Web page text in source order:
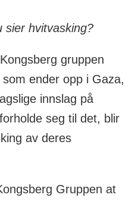
sier hvitvasking?
gruppen
ender opp i Gaza,
innslag på
seg til det, blir
av deres
Gruppen at